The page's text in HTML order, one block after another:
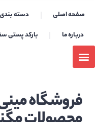
صفحه اصلی دسته
درباره ما
بارکد پستی
فروشگاه مینی